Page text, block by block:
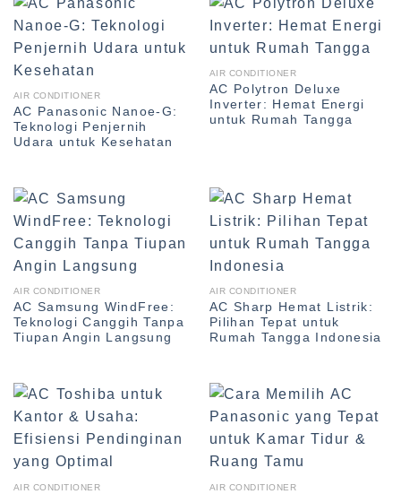
AIR CONDITIONER
AC Panasonic Nanoe-G:
Teknologi Penjernih
Udara untuk Kesehatan
AIR CONDITIONER
AC Polytron Deluxe
Inverter: Hemat Energi
untuk Rumah Tangga
AIR CONDITIONER
AC Samsung WindFree:
Teknologi Canggih Tanpa
Tiupan Angin Langsung
AIR CONDITIONER
AC Sharp Hemat Listrik:
Pilihan Tepat untuk
Rumah Tangga Indonesia
AIR CONDITIONER AIR CONDITIONER